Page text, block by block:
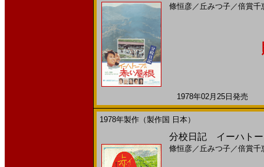
條恒彦／ 丘みつ子／倍賞千
1978年02月25日発売
1978年製作（製作国 日本）
分校日記 イーハトー
條恒彦／ 丘みつ子／倍賞千